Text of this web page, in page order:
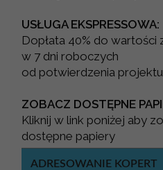
USŁUGA EKSPRESSOWA:
Dopłata 40% do wartości
w 7 dni roboczych
od potwierdzenia projektu
ZOBACZ DOSTĘPNE
Kliknij w link poniżej aby
dostępne papiery
ADRESOWANIE KOPERT